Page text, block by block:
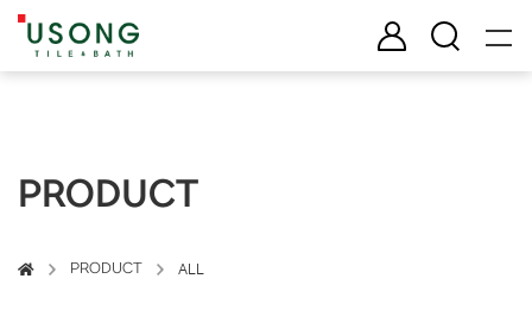
유송타일 & 바스
PRODUCT
PRODUCT ALL